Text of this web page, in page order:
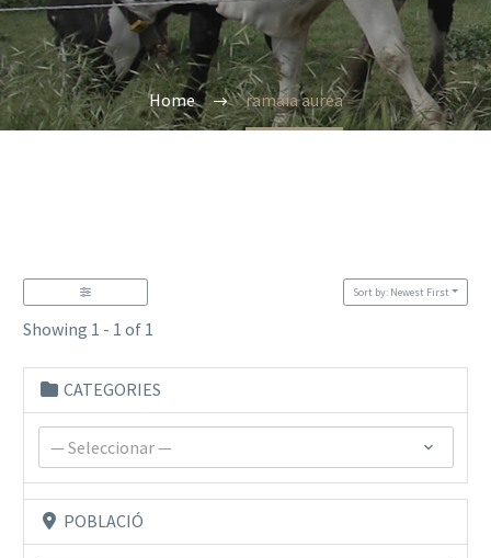
Home ramaia aurea
Showing 1 - 1 of 1
Sort by: Newest First
CATEGORIES
— Seleccionar —
POBLACIÓ